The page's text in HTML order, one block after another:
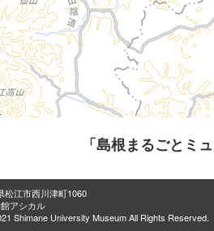
「島根まるごとミ
松江市西川津町1060
アシカル
Shimane University Museum All Rights Reserved.